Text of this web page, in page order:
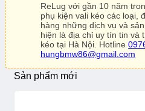
ReLug với gần 10 năm
phụ kiện vali kéo các loại,
hàng những dịch vụ và
hiện là địa chỉ uy tín tin và
kéo tại Hà Nội. Hotline
hungbmw86@gmail.com
Sản phẩm mới